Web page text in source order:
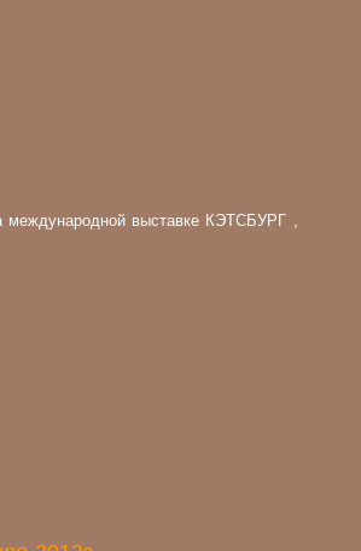
международной выставке КЭТСБУРГ ,